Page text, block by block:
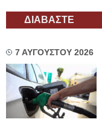
ΔΙΑΒΑΣΤΕ
7 ΑΥΓΟΥΣΤΟΥ 2026